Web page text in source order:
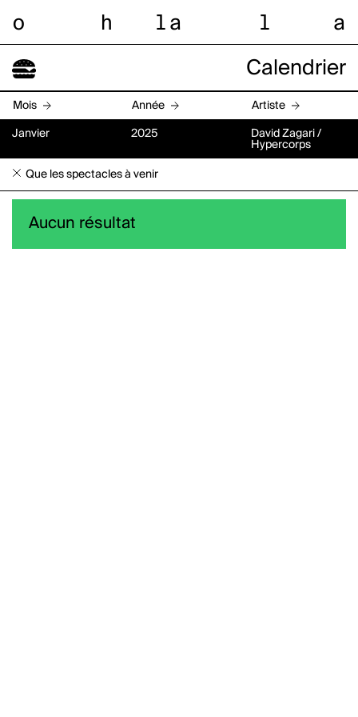
o h l a l a
Calendrier
Mois Année Artiste
Janvier 2025
David Zagari /
Hypercorps
Que les spectacles à venir
Aucun résultat